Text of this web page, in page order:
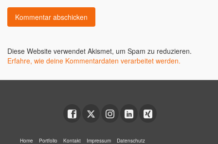
Diese Website verwendet Akismet, um Spam zu reduzieren.
Erfahre, wie deine Kommentardaten verarbeitet werden.
Home Portfolio Kontakt Impressum Datenschutz